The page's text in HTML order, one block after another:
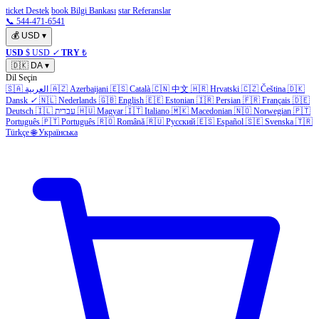
ticket Destek book Bilgi Bankası star Referanslar
📞 544-471-6541
💰 USD ▾
USD $ USD ✓ TRY ₺
🇩🇰 DA ▾
Dil Seçin
🇸🇦 العربية 🇦🇿 Azerbaijani 🇪🇸 Català 🇨🇳 中文 🇭🇷 Hrvatski 🇨🇿 Čeština 🇩🇰
Dansk ✓ 🇳🇱 Nederlands 🇬🇧 English 🇪🇪 Estonian 🇮🇷 Persian 🇫🇷 Français 🇩🇪
Deutsch 🇮🇱 עברית 🇭🇺 Magyar 🇮🇹 Italiano 🇲🇰 Macedonian 🇳🇴 Norwegian 🇵🇹
Português 🇵🇹 Português 🇷🇴 Română 🇷🇺 Русский 🇪🇸 Español 🇸🇪 Svenska 🇹🇷
Türkçe 🌐 Українська